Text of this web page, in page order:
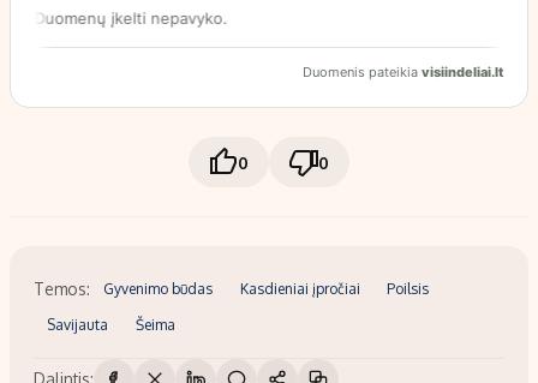
0 0
Temos: Gyvenimo būdas Kasdieniai įpročiai Poilsis
Savijauta Šeima